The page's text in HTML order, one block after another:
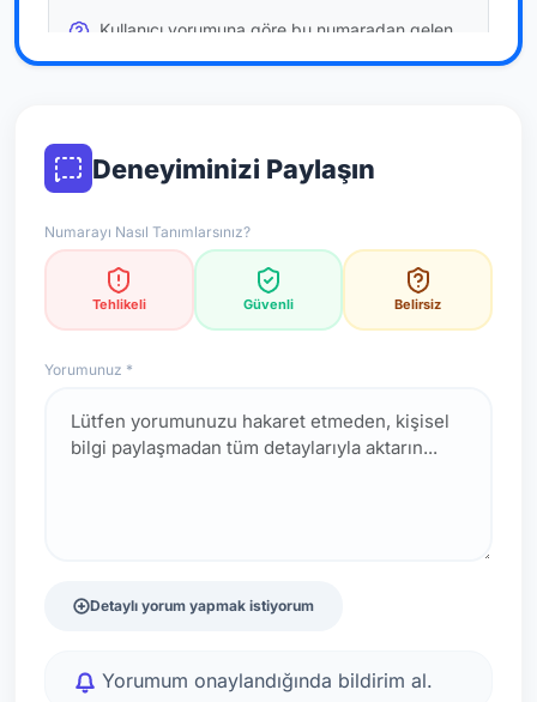
Kullanıcı yorumuna göre bu numaradan gelen
çağrılaratemkinli yaklaşmanızönerilir; bu bir site
resmi doğrulama niteliği taşımaz.
*Not: Değerlendirmeler onaylı kullanıcı yorumlarına göre
güncellenir.
Deneyiminizi Paylaşın
Numarayı Nasıl Tanımlarsınız?
Tehlikeli Güvenli Belirsiz
Yorumunuz *
Detaylı yorum yapmak istiyorum
Yorumum onaylandığında bildirim al.